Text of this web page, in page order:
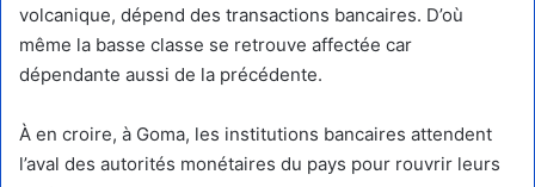
volcanique, dépend des transactions bancaires. D’où
même la basse classe se retrouve affectée car
dépendante aussi de la précédente.
À en croire, à Goma, les institutions bancaires attendent
l’aval des autorités monétaires du pays pour rouvrir leurs